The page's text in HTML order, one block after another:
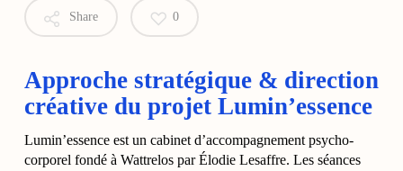
Share 0
Approche stratégique & direction
créative du projet Lumin’essence
Lumin’essence est un cabinet d’accompagnement psycho-
corporel fondé à Wattrelos par Élodie Lesaffre. Les séances